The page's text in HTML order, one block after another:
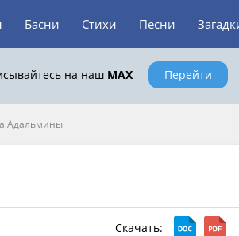
Басни Стихи Песни
на наш MAX Перейти
Адальмины
Скачать: